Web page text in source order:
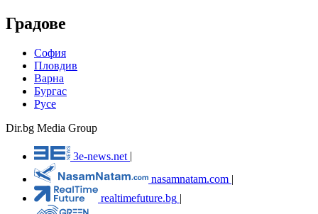
Градове
София
Пловдив
Варна
Бургас
Русе
Dir.bg Media Group
3e-news.net
nasamnatam.com |
realtimefuture.bg |